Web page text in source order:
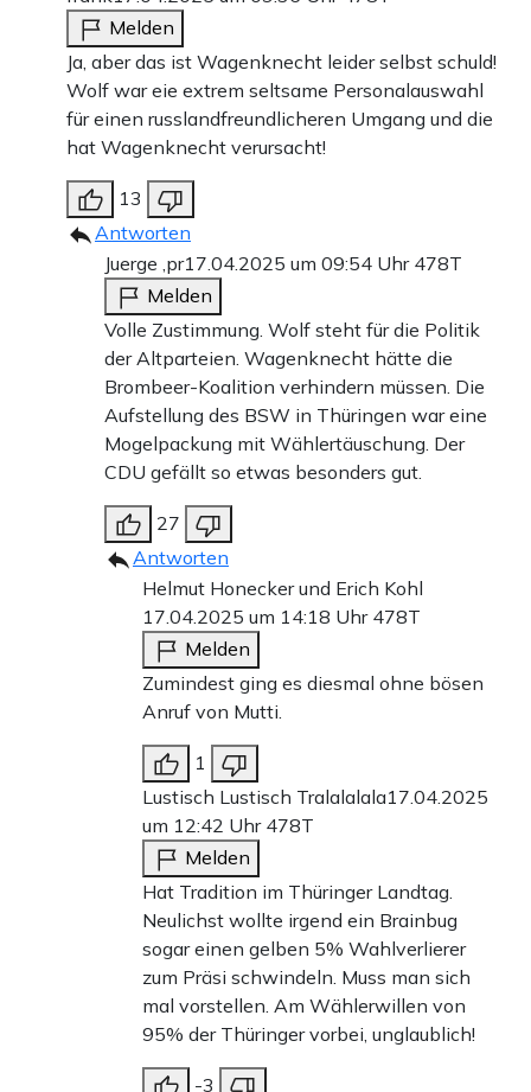
Melden
Ja, aber das ist Wagenknecht leider selbst schuld!
Wolf war eie extrem seltsame Personalauswahl
für einen russlandfreundlicheren Umgang und die
hat Wagenknecht verursacht!
13
Antworten
Juerge ,pr17.04.2025 um 09:54 Uhr 478T
Melden
Volle Zustimmung. Wolf steht für die Politik
der Altparteien. Wagenknecht hätte die
Brombeer-Koalition verhindern müssen. Die
Aufstellung des BSW in Thüringen war eine
Mogelpackung mit Wählertäuschung. Der
CDU gefällt so etwas besonders gut.
27
Antworten
Helmut Honecker und Erich Kohl
17.04.2025 um 14:18 Uhr 478T
Melden
Zumindest ging es diesmal ohne bösen
Anruf von Mutti.
1
Lustisch Lustisch Tralalalala17.04.2025
um 12:42 Uhr 478T
Melden
Hat Tradition im Thüringer Landtag.
Neulichst wollte irgend ein Brainbug
sogar einen gelben 5% Wahlverlierer
zum Präsi schwindeln. Muss man sich
mal vorstellen. Am Wählerwillen von
95% der Thüringer vorbei, unglaublich!
-3